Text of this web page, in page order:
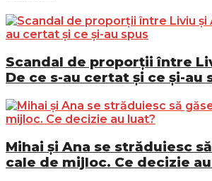
Scandal de proporții între
De ce s-au certat și ce și-au
Mihai și Ana se străduiesc
cale de mijloc. Ce decizie